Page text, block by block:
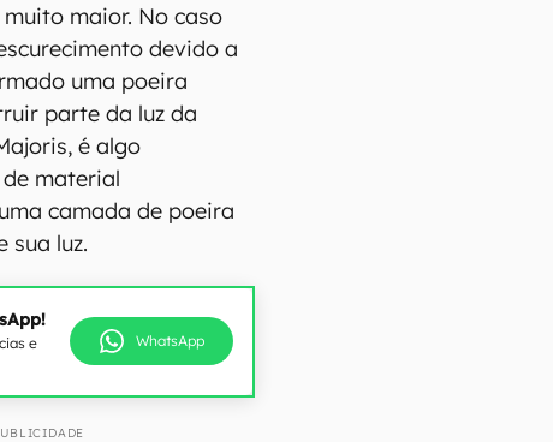
maior. No caso
devido a
uma poeira
parte da luz da
é algo
de material
camada de poeira
sua luz.
e
WhatsApp